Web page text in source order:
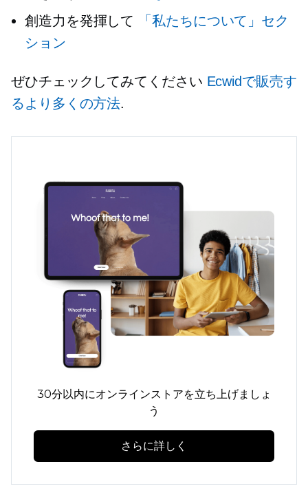
創造力を発揮して
「私たちについて」セク
ション
ぜひチェックしてみてください Ecwidで販売す
るより多くの方法.
30分以内にオンラインストアを立ち上げましょ
う
さらに詳しく